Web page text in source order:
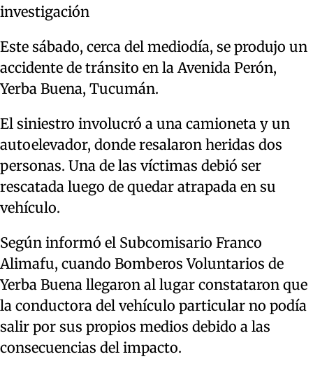
investigación
Este sábado, cerca del mediodía, se produjo un
accidente de tránsito en la Avenida Perón,
Yerba Buena, Tucumán.
El siniestro involucró a una camioneta y un
autoelevador, donde resalaron heridas dos
personas. Una de las víctimas debió ser
rescatada luego de quedar atrapada en su
vehículo.
Según informó el Subcomisario Franco
Alimafu, cuando Bomberos Voluntarios de
Yerba Buena llegaron al lugar constataron que
la conductora del vehículo particular no podía
salir por sus propios medios debido a las
consecuencias del impacto.